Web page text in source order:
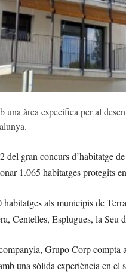
àrea específica per al
del gran concurs d’habitatge
1.065 habitatges protegits
als municipis de
Centelles, Esplugues, la
Grupo Corp compta
una sòlida experiència en